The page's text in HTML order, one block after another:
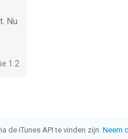
Nu
1.2
de iTunes API te vinden zijn. Neem